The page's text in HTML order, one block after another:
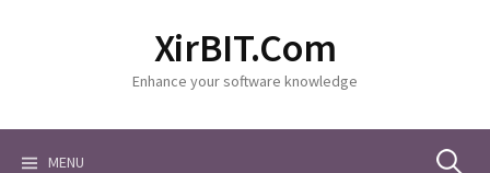
o
XirBIT.Com
Enhance your software knowledge
MENU S